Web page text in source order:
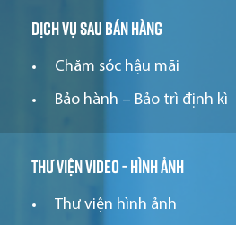
Dịch vụ sau bán hàng
Chăm sóc hậu mãi
Bảo hành – Bảo trì định kì
Thư viện video - hình ảnh
Thư viện hình ảnh